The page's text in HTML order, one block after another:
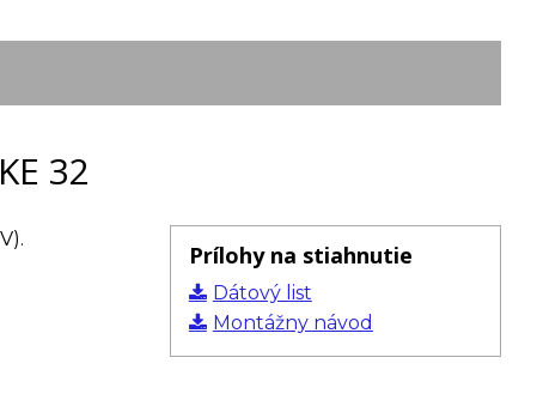
32
Prílohy na stiahnutie
Dátový list
Montážny návod